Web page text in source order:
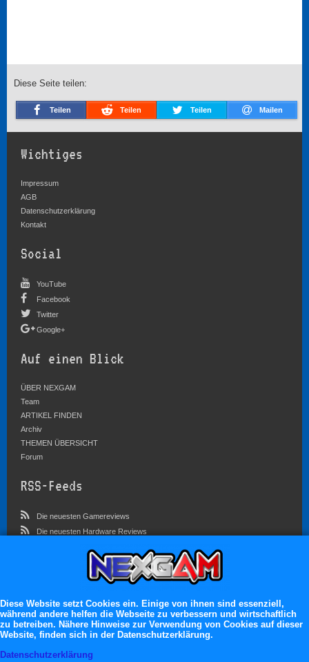
Diese Seite teilen:
Teilen Teilen Teilen Mailen
Wichtiges
Impressum
AGB
Datenschutzerklärung
Kontakt
Social
YouTube
Facebook
Twitter
Google+
Auf einen Blick
ÜBER NEXGAM
Team
ARTIKEL FINDEN
Archiv
THEMEN ÜBERSICHT
Forum
RSS-Feeds
Die neuesten Gamereviews
Die neuesten Hardware Reviews
Im Forum sind zur Zeit 5827 Benutzer online
Es erwarten dich:
13.119 registrierte Mitglieder
71.046 Themen
Diese Website setzt Cookies ein. Einige von ihnen sind essenziell,
während andere helfen die Webseite zu verbessern und wirtschaftlich
zu betreiben. Nähere Hinweise zur Verwendung von Cookies auf dieser
Website, finden sich in der Datenschutzerklärung.
Datenschutzerklärung